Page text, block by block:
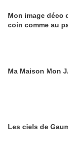
Mon image déco
coin comme au
Ma Maison Mon
Les ciels de